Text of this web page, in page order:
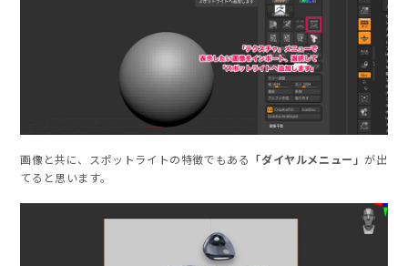
画像と共に、スポットライトの特徴でもある 「ダイヤルメニュー」 が出
てると思います。